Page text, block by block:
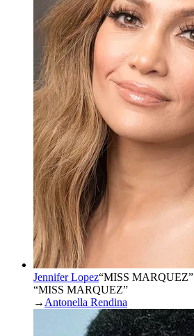
Jennifer Lopez“MISS MARQUEZ”
“MISS MARQUEZ”
→ Antonella Rendina